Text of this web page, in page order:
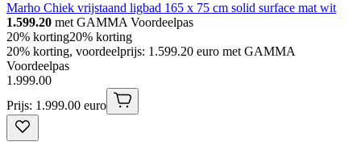
Marho Chiek vrijstaand ligbad 165 x 75 cm solid surface mat wit
1.599.20 met GAMMA Voordeelpas
20% korting20% korting
20% korting, voordeelprijs: 1.599.20 euro met GAMMA
Voordeelpas
1 .999.00
Prijs: 1.999.00 euro